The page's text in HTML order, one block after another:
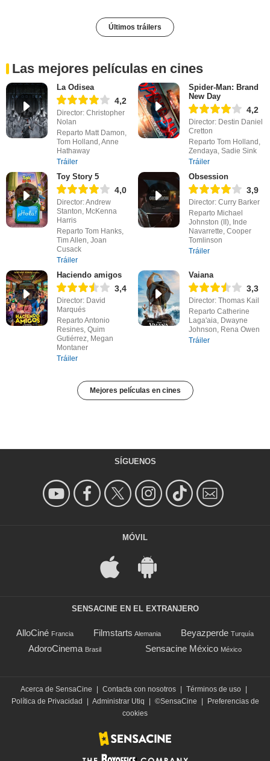
Últimos tráilers
Las mejores películas en cines
La Odisea
4,2
Director: Christopher
Nolan
Reparto Matt Damon,
Tom Holland, Anne
Hathaway
Tráiler
Spider-Man: Brand
New Day
4,2
Director: Destin Daniel
Cretton
Reparto Tom Holland,
Zendaya, Sadie Sink
Tráiler
Toy Story 5
4,0
Director: Andrew
Stanton, McKenna
Harris
Reparto Tom Hanks,
Tim Allen, Joan
Cusack
Tráiler
Obsession
3,9
Director: Curry Barker
Reparto Michael
Johnston (II), Inde
Navarrette, Cooper
Tomlinson
Tráiler
Haciendo amigos
3,4
Director: David
Marqués
Reparto Antonio
Resines, Quim
Gutiérrez, Megan
Montaner
Tráiler
Vaiana
3,3
Director: Thomas Kail
Reparto Catherine
Laga'aia, Dwayne
Johnson, Rena Owen
Tráiler
Mejores películas en cines
SÍGUENOS
MÓVIL
SENSACINE EN EL EXTRANJERO
AlloCiné Francia Filmstarts Alemania Beyazperde Turquía
AdoroCinema Brasil Sensacine México México
Acerca de SensaCine | Contacta con nosotros | Términos de uso |
Política de Privacidad
| Administrar Utiq | ©SensaCine |
Preferencias de
cookies